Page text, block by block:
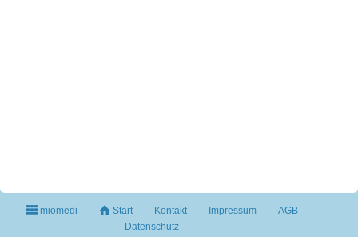
miomedi Start Kontakt Impressum
AGB
Datenschutz